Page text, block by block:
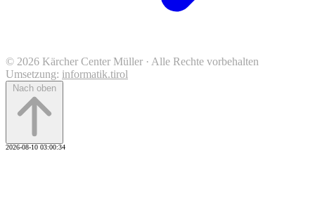
© 2026 Kärcher Center Müller · Alle Rechte vorbehalten
Umsetzung: informatik.tirol
Nach oben
2026-08-10 03:00:34